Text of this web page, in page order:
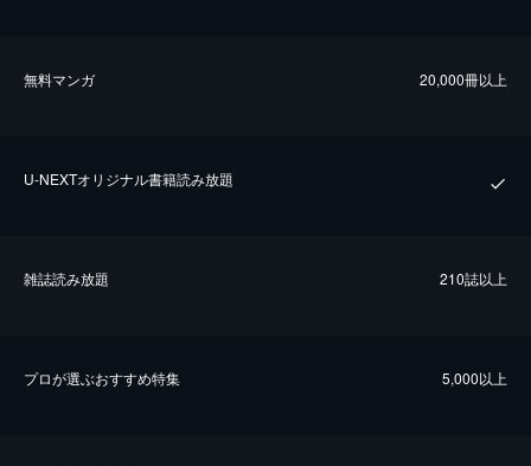
無料マンガ 20,000冊以上
U-NEXTオリジナル書籍読み放題
雑誌読み放題 210誌以上
プロが選ぶおすすめ特集 5,000以上